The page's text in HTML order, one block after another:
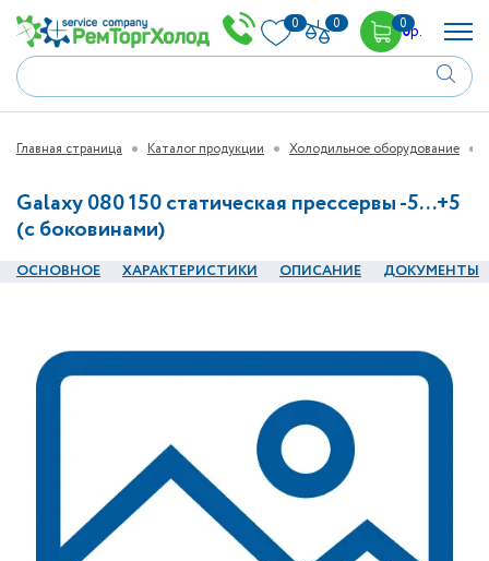
0 0 00р.
Главная страница Каталог продукции Холодильное оборудование
Galaxy 080 150 статическая прессервы -5...+5
(с боковинами)
ОСНОВНОЕ ХАРАКТЕРИСТИКИ ОПИСАНИЕ ДОКУМЕНТЫ